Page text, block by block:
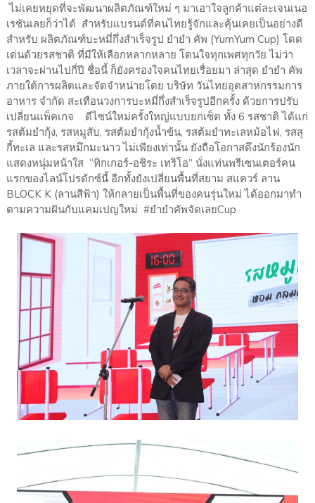
ไม่เคยหยุดที่จะพัฒนาผลิตภัณฑ์ใหม่ ๆ มาเอาใจลูกค้าแต่ละเจนเนอ
เรชันเลยก็ว่าได้ สำหรับแบรนด์ที่คนไทยรู้จักและคุ้นเคยเป็นอย่างดี
สำหรับ ผลิตภัณฑ์บะหมี่กึ่งสำเร็จรูป ยำยำ คัพ (YumYum Cup) โดด
เด่นด้วยรสชาติ ที่มีให้เลือกหลากหลาย โดนใจทุกเพศทุกวัย ไม่ว่า
เวลาจะผ่านไปกี่ปี ชื่อนี้ ก็ยังครองใจคนไทยเรื่อยมา ล่าสุด ยำยำ คัพ
ภายใต้การผลิตและจัดจำหน่ายโดย บริษัท วันไทยอุตสาหกรรมการ
อาหาร จำกัด สะเทือนวงการบะหมี่กึ่งสำเร็จรูปอีกครั้ง ด้วยการปรับ
เปลี่ยนแพ็คเกจ ดีไซน์ใหม่ครั้งใหญ่แบบยกเซ็ต ทั้ง 6 รสชาติ ได้แก่
รสต้มยำกุ้ง, รสหมูสับ, รสต้มยำกุ้งน้ำข้น, รสต้มยำทะเลหม้อไฟ, รสสุ
กี้ทะเล และรสหมึกมะนาว ไม่เพียงเท่านั้น ยังถือโอกาสดึงนักร้องนัก
แสดงหนุ่มหน้าใส “ทิกเกอร์-อชิระ เทริโอ” นั่งแท่นพรีเซนเตอร์คน
แรกของไลน์โปรดักซ์นี้ อีกทั้งยังเปลี่ยนพื้นที่สยาม สแควร์ ลาน
BLOCK K (ลานสีฟ้า) ให้กลายเป็นพื้นที่ของคนรุ่นใหม่ ได้ออกมาทำ
ตามความฝันกับแคมเปญใหม่ #ยำยำคัพจัดเลยCup